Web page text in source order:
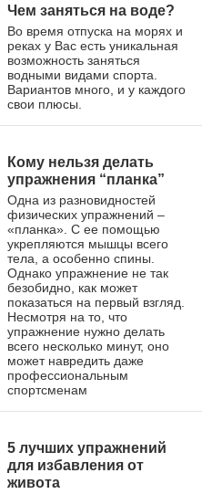
Чем заняться на воде?
Во время отпуска на морях и
реках у Вас есть уникальная
возможность заняться
водными видами спорта.
Вариантов много, и у каждого
свои плюсы.
Кому нельзя делать
упражнения “планка”
Одна из разновидностей
физических упражнений –
«планка». С ее помощью
укрепляются мышцы всего
тела, а особенно спины.
Однако упражнение не так
безобидно, как может
показаться на первый взгляд.
Несмотря на то, что
упражнение нужно делать
всего несколько минут, оно
может навредить даже
профессиональным
спортсменам
5 лучших упражнений
для избавления от
живота